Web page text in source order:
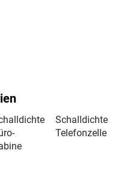
Schalldichte
Telefonzelle